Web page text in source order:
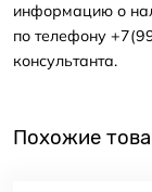
информацию о
по телефону
консультанта.
Похожие